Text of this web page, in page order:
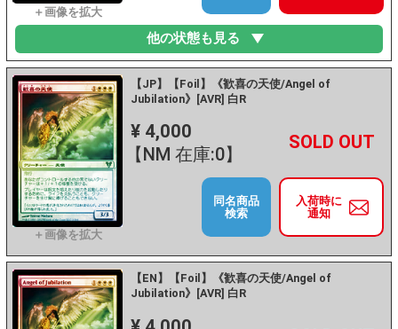
他の状態も見る
【JP】【Foil】《歓喜の天使/Angel of
Jubilation》[AVR] 白R
¥ 4,000
【NM 在庫:0】
－ +
入荷時に
通知
同名商品
検索
【EN】【Foil】《歓喜の天使/Angel of
Jubilation》[AVR] 白R